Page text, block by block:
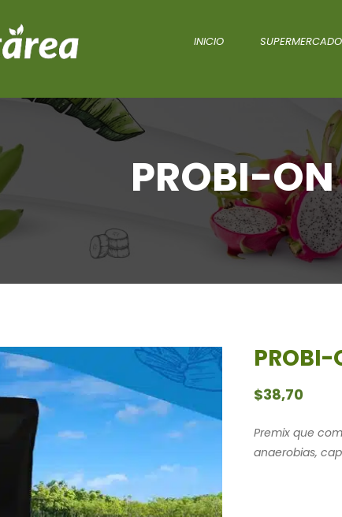
INICIO SUPERMERCADO
PROBI-ON
PROBI-
$38,70
Premix que
anaerobias,